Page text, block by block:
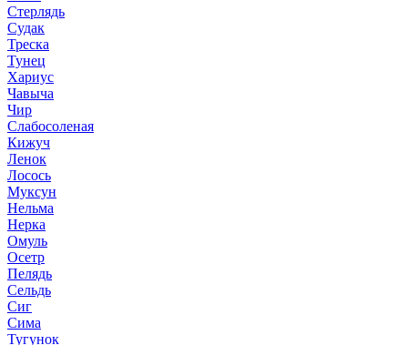
Стерлядь
Судак
Треска
Тунец
Хариус
Чавыча
Чир
Слабосоленая
Кижуч
Ленок
Лосось
Муксун
Нельма
Нерка
Омуль
Осетр
Пелядь
Сельдь
Сиг
Сима
Тугунок